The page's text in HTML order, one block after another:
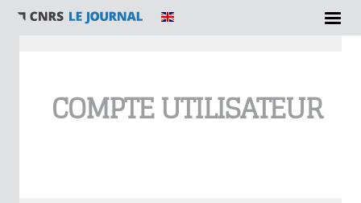
COMPTE UTILISATEUR